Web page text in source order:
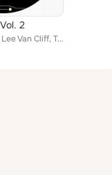
2
Various Artists, Lee Van Cliff, Tek Nena, Alberto Tolo, radd, Pres, Vilchezz, Shft.rar, NDSTPS, Anteac